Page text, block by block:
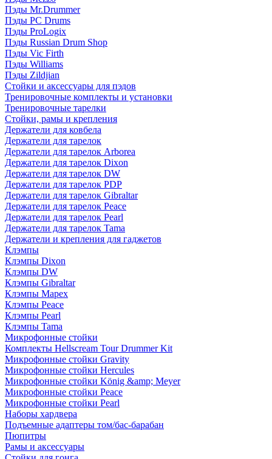
Пэды Mr.Drummer
Пэды PC Drums
Пэды ProLogix
Пэды Russian Drum Shop
Пэды Vic Firth
Пэды Williams
Пэды Zildjian
Стойки и аксессуары для пэдов
Тренировочные комплекты и установки
Тренировочные тарелки
Стойки, рамы и крепления
Держатели для ковбела
Держатели для тарелок
Держатели для тарелок Arborea
Держатели для тарелок Dixon
Держатели для тарелок DW
Держатели для тарелок PDP
Держатели для тарелок Gibraltar
Держатели для тарелок Peace
Держатели для тарелок Pearl
Держатели для тарелок Tama
Держатели и крепления для гаджетов
Клэмпы
Клэмпы Dixon
Клэмпы DW
Клэмпы Gibraltar
Клэмпы Mapex
Клэмпы Peace
Клэмпы Pearl
Клэмпы Tama
Микрофонные стойки
Комплекты Hellscream Tour Drummer Kit
Микрофонные стойки Gravity
Микрофонные стойки Hercules
Микрофонные стойки König &amp; Meyer
Микрофонные стойки Peace
Микрофонные стойки Pearl
Наборы хардвера
Подъемные адаптеры том/бас-барабан
Пюпитры
Рамы и аксессуары